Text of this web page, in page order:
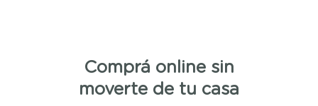
Comprá online sin
moverte de tu casa